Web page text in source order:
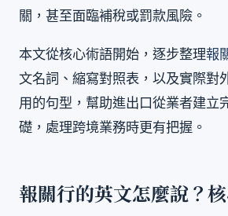
關，甚至面臨補稅或罰款風險。
本文從核心術語開始，逐步整理報
文名詞、縮寫對照表，以及實際對
用的句型，幫助進出口從業者建立
礎，處理跨境業務時更有把握。
報關行的英文怎麼說？